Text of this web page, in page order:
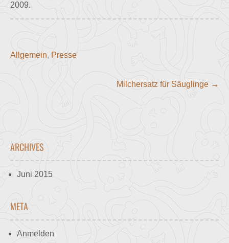
2009.
Allgemein, Presse
navigation
Milchersatz für Säuglinge →
ARCHIVES
Juni 2015
META
Anmelden